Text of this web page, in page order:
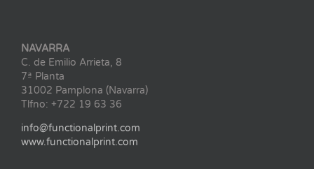
NAVARRA
C. de Emilio Arrieta, 8
7ª Planta
31002 Pamplona (Navarra)
Tlfno: +722 19 63 36
info@functionalprint.com
www.functionalprint.com